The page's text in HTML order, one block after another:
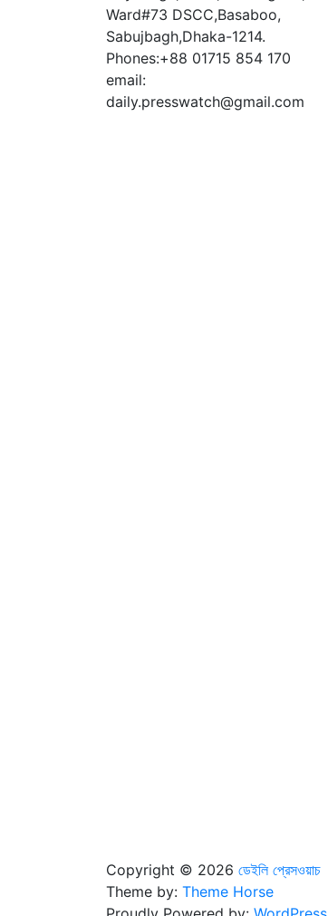
Ward#73 DSCC,Basaboo,
Sabujbagh,Dhaka-1214.
Phones:+88 01715 854 170
email:
daily.presswatch@gmail.com
Copyright © 2026 ডেইলি প্রেসওয়াচ
Theme by: Theme Horse